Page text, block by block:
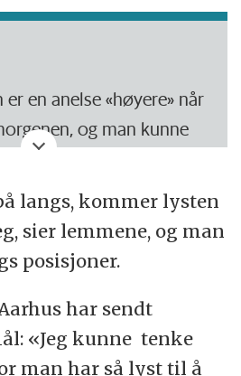
produksjonen av
melatonin.
en anelse «høyere» når
og man kunne
at bruskskivene i
til seg i løpet av
«vokser».
mye av væsken
langs, kommer lysten
sier lemmene, og man
posisjoner.
har sendt
«Jeg kunne tenke
man har så lyst til å